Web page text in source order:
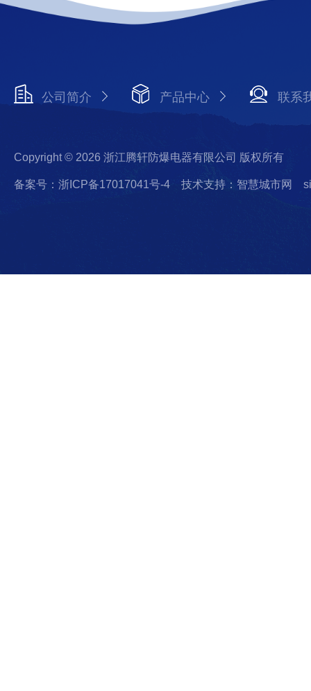
公司简介 产品中心 联系
Copyright © 2026 浙江腾轩防爆电器有限公司 版权所有
备案号：浙ICP备17017041号-4 技术支持：智慧城市网